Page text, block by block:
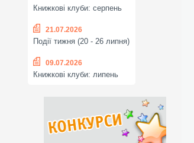
Книжкові клуби: серпень
21.07.2026
Події тижня (20 - 26 липня)
09.07.2026
Книжкові клуби: липень